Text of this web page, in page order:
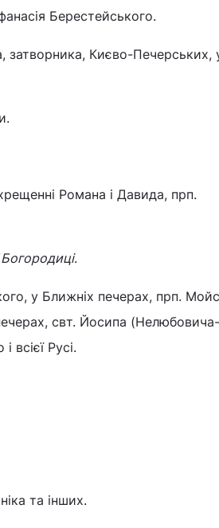
Берестейського.
затворника, Києво-Печерських,
Романа і Давида, прп.
.
у Ближніх печерах, прп.
свт. Йосипа (Нелюбовича-
всієї Русі.
та інших.